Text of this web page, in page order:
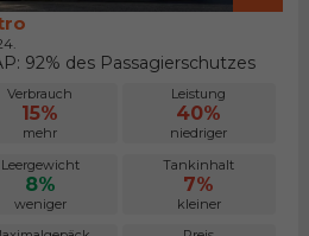
92% des Passagierschutzes
Verbrauch
15%
mehr
Leistung
40%
niedriger
Leergewicht
8%
weniger
Tankinhalt
7%
kleiner